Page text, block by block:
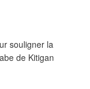
souligner la
de Kitigan